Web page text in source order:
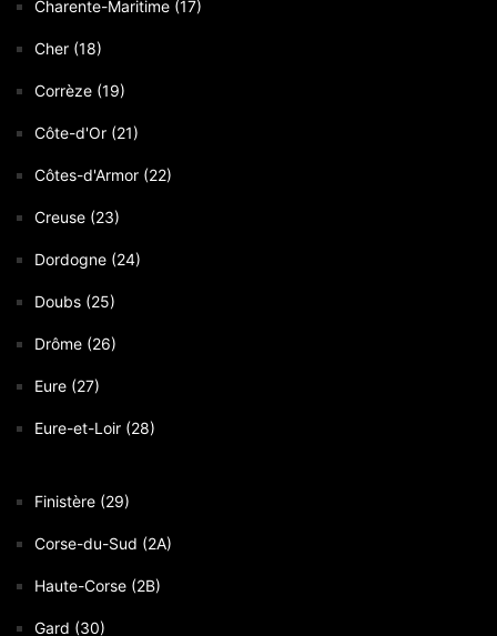
Charente-Maritime (17)
Cher (18)
Corrèze (19)
Côte-d'Or (21)
Côtes-d'Armor (22)
Creuse (23)
Dordogne (24)
Doubs (25)
Drôme (26)
Eure (27)
Eure-et-Loir (28)
Finistère (29)
Corse-du-Sud (2A)
Haute-Corse (2B)
Gard (30)